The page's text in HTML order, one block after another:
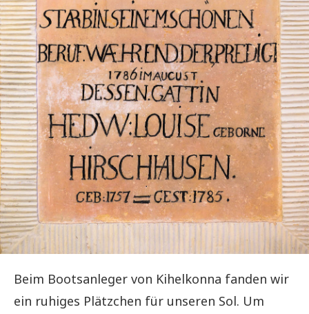
Beim Bootsanleger von Kihelkonna fanden wir
ein ruhiges Plätzchen für unseren Sol. Um